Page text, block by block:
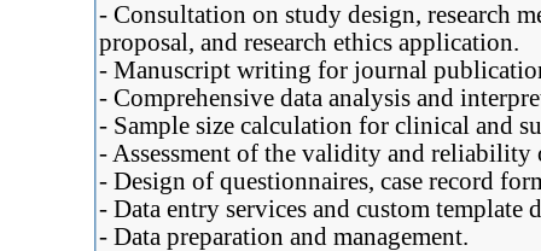
- Consultation on study design, research
proposal, and research ethics application.
- Manuscript writing for journal
- Comprehensive data analysis and
- Sample size calculation for clinical and
- Assessment of the validity and reliability
- Design of questionnaires, case record
- Data entry services and custom template
- Data preparation and management.